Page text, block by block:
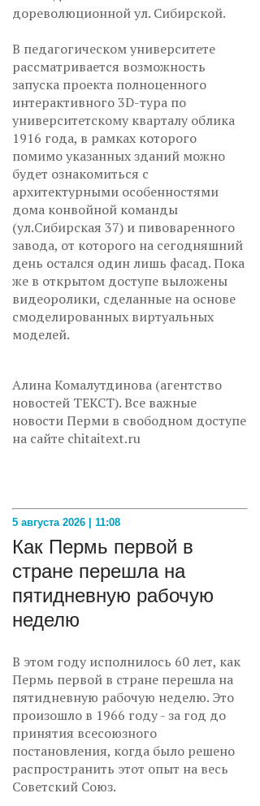
дореволюционной ул. Сибирской.
В педагогическом университете
рассматривается возможность
запуска проекта полноценного
интерактивного 3D-тура по
университетскому кварталу облика
1916 года, в рамках которого
помимо указанных зданий можно
будет ознакомиться с
архитектурными особенностями
дома конвойной команды
(ул.Сибирская 37) и пивоваренного
завода, от которого на сегодняшний
день остался один лишь фасад. Пока
же в открытом доступе выложены
видеоролики, сделанные на основе
смоделированных виртуальных
моделей.
Алина Комалутдинова (агентство
новостей ТЕКСТ). Все важные
новости Перми в свободном доступе
на сайте chitaitext.ru
5 августа 2026 | 11:08
Как Пермь первой в
стране перешла на
пятидневную рабочую
неделю
В этом году исполнилось 60 лет, как
Пермь первой в стране перешла на
пятидневную рабочую неделю. Это
произошло в 1966 году - за год до
принятия всесоюзного
постановления, когда было решено
распространить этот опыт на весь
Советский Союз.